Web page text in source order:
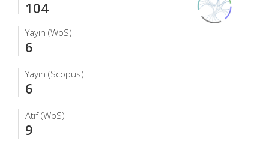
104
Yayın (WoS)
6
Yayın (Scopus)
6
Atıf (WoS)
9